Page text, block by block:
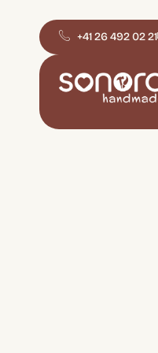
+41 26 492 02 21